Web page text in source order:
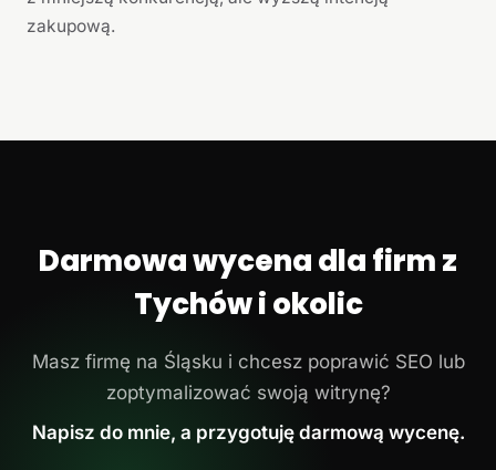
zakupową.
Darmowa wycena dla firm z
Tychów i okolic
Masz firmę na Śląsku i chcesz poprawić SEO lub
zoptymalizować swoją witrynę?
Napisz do mnie, a przygotuję darmową wycenę.